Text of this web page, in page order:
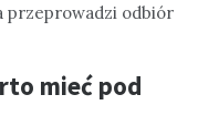
przeprowadzi odbiór
mieć pod